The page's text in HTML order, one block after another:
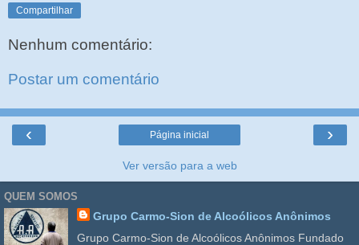
Compartilhar
Nenhum comentário:
Postar um comentário
‹ ›
Página inicial
Ver versão para a web
QUEM SOMOS
Grupo Carmo-Sion de Alcoólicos Anônimos
Grupo Carmo-Sion de Alcoólicos Anônimos Fundado